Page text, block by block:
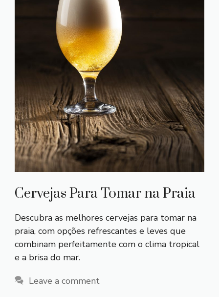
Cervejas Para Tomar na Praia
Descubra as melhores cervejas para tomar na
praia, com opções refrescantes e leves que
combinam perfeitamente com o clima tropical
e a brisa do mar.
Leave a comment